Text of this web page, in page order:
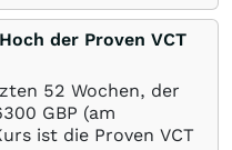
der Proven VCT
52 Wochen, der
GBP (am
ist die Proven VCT